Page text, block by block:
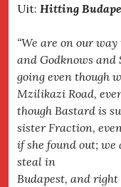
Uit: Hitting
“We are on our
and Godknows and
going even though
Mzilikazi Road,
though Bastard is
sister Fraction,
if she found out; we
steal in
Budapest, and right